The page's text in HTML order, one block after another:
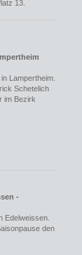
13.
Lampertheim.
Schetelich
im Bezirk
-
Edelweissen.
den